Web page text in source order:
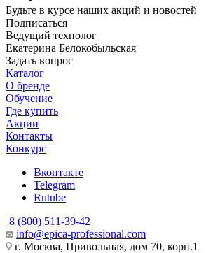
Будьте в курсе наших акций и новостей
Подписаться
Ведущий технолог
Екатерина Белокобыльская
Задать вопрос
Каталог
О бренде
Обучение
Где купить
Акции
Контакты
Конкурс
Вконтакте
Telegram
Rutube
8 (800) 511-39-42
info@epica-professional.com
г. Москва, Привольная, дом 70, корп.1